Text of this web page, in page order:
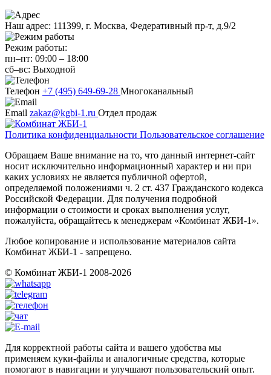
Наш адрес: 111399, г. Москва, Федеративный пр-т, д.9/2
Режим работы:
пн–пт: 09:00 – 18:00
сб–вс: Выходной
Телефон +7 (495) 649-69-28 Многоканальный
Email zakaz@kgbi-1.ru Отдел продаж
Политика конфиденциальности Пользовательское соглашение
Обращаем Ваше внимание на то, что данный интернет-сайт
носит исключительно информационный характер и ни при
каких условиях не является публичной офертой,
определяемой положениями ч. 2 ст. 437 Гражданского кодекса
Российской Федерации. Для получения подробной
информации о стоимости и сроках выполнения услуг,
пожалуйста, обращайтесь к менеджерам «Комбинат ЖБИ-1».
Любое копирование и использование материалов сайта
Комбинат ЖБИ-1 - запрещено.
© Комбинат ЖБИ-1 2008-2026
Для корректной работы сайта и вашего удобства мы
применяем куки-файлы и аналогичные средства, которые
помогают в навигации и улучшают пользовательский опыт.